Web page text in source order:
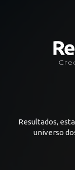
Resultados,
universo